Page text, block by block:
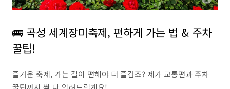
🚌 곡성 세계장미축제, 편하게 가는 법 & 주차
꿀팁!
즐거운 축제, 가는 길이 편해야 더 즐겁죠? 제가 교통편과 주차